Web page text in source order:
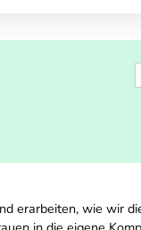
erarbeiten, wie wir